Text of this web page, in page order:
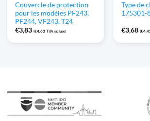
Couvercle de protection
pour les modèles PF243,
PF244, VF243, T24
€3,83 (€4,63 TVA incluse)
Type de
175301-
€3,68 (€